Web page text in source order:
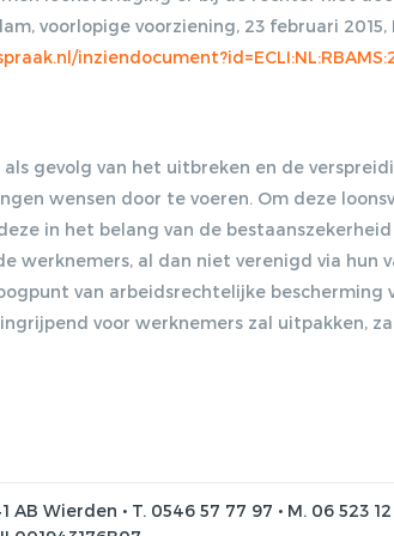
voorlopige voorziening, 23 februari 2015,
gevolg van het uitbreken en de
wensen door te voeren. Om deze
in het belang van de
werknemers, al dan niet verenigd via hun
van arbeidsrechtelijke bescherming
voor werknemers zal uitpakken,
Wierden • T. 0546 57 77 97 • M. 06 523 12